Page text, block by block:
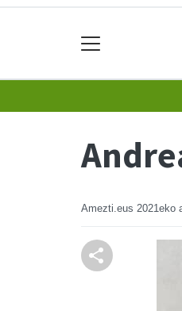
Amezti.eus 2021eko